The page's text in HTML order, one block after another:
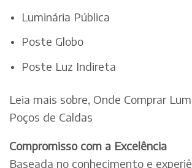
Luminária Pública
Poste Globo
Poste Luz Indireta
Leia mais sobre, Onde Comprar
Poços de Caldas
Compromisso com a Excelência
Baseada no conhecimento e